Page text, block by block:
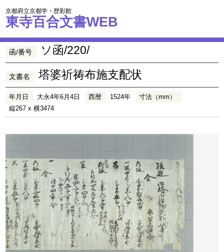
京都府立京都学・歴彩館
東寺百合文書WEB
函/番号 ソ函/220/
文書名 塔婆祈祷布施支配状
年月日 大永4年6月4日 西暦 1524年
寸法（mm）
縦267 x 横3474